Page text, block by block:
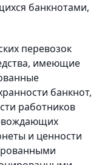
банкнотами,
перевозок
имеющие
банкнот,
работников
и ценности